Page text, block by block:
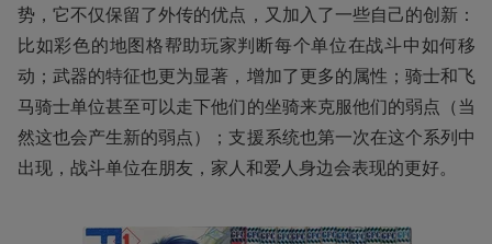
势，它不仅保留了外传的优点，又加入了一些自己的创新：
比如彩色的地图格帮助玩家判断每个单位在战斗中如何移
动；武器的特征也更为显著，增加了更多的属性；骑士和飞
马骑士单位甚至可以走下他们的坐骑来克服他们的弱点（当
然这也会产生新的弱点）；支援系统也第一次在这个系列中
出现，战斗单位在朋友，家人和爱人身边会表现的更好。